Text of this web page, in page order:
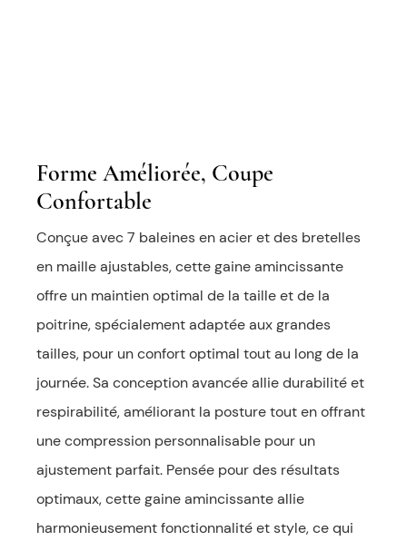
Forme Améliorée, Coupe
Confortable
Conçue avec 7 baleines en acier et des bretelles
en maille ajustables, cette gaine amincissante
offre un maintien optimal de la taille et de la
poitrine, spécialement adaptée aux grandes
tailles, pour un confort optimal tout au long de la
journée. Sa conception avancée allie durabilité et
respirabilité, améliorant la posture tout en offrant
une compression personnalisable pour un
ajustement parfait. Pensée pour des résultats
optimaux, cette gaine amincissante allie
harmonieusement fonctionnalité et style, ce qui